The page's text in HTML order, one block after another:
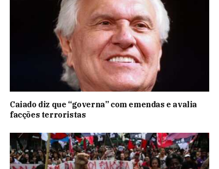
Caiado diz que “governa” com emendas e avalia
facções terroristas